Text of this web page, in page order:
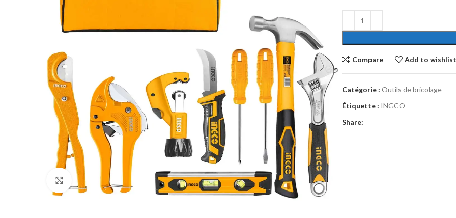
Click to enlarge
Compare Add to wishlist
Catégorie : Outils de bricolage
Étiquette : INGCO
Share: